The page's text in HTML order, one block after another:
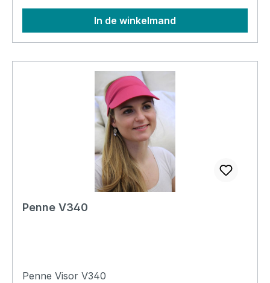
In de winkelmand
Penne V340
Penne Visor V340